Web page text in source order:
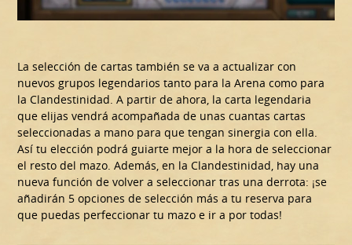
La selección de cartas también se va a actualizar con
nuevos grupos legendarios tanto para la Arena como para
la Clandestinidad. A partir de ahora, la carta legendaria
que elijas vendrá acompañada de unas cuantas cartas
seleccionadas a mano para que tengan sinergia con ella.
Así tu elección podrá guiarte mejor a la hora de seleccionar
el resto del mazo. Además, en la Clandestinidad, hay una
nueva función de volver a seleccionar tras una derrota: ¡se
añadirán 5 opciones de selección más a tu reserva para
que puedas perfeccionar tu mazo e ir a por todas!